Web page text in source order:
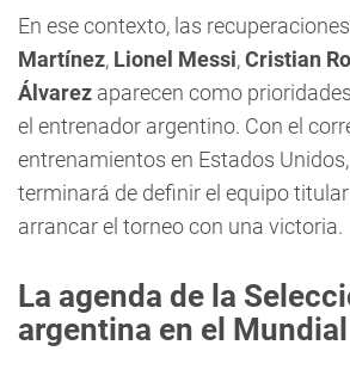
En ese contexto, las
Martínez, Lionel Messi,Cristian
Álvarez aparecen como
el entrenador argentino. Con el
entrenamientos en Estados Unidos,
terminará de definir el equipo
arrancar el torneo con una victoria.
La agenda de la
argentina en el